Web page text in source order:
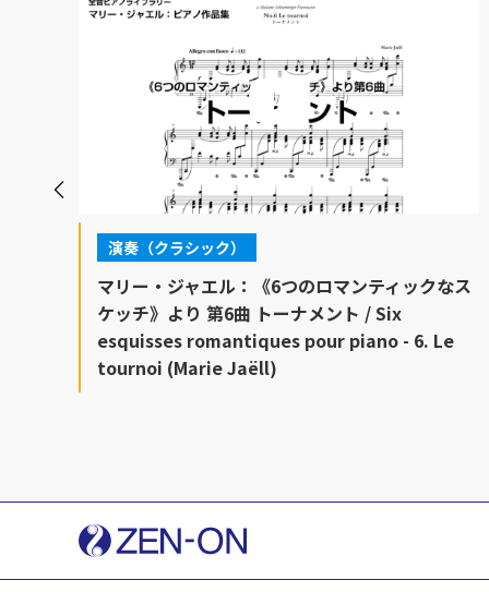
演奏（クラシック）
マリー・ジャエル：《6つのロマンティックなス
ケッチ》より 第6曲 トーナメント / Six
esquisses romantiques pour piano - 6. Le
tournoi (Marie Jaëll)